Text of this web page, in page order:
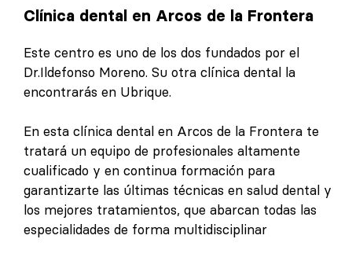
Clínica dental en Arcos de la Frontera
Este centro es uno de los dos fundados por el
Dr.Ildefonso Moreno. Su otra clínica dental la
encontrarás en Ubrique.
En esta clínica dental en Arcos de la Frontera te
tratará un equipo de profesionales altamente
cualificado y en continua formación para
garantizarte las últimas técnicas en salud dental y
los mejores tratamientos, que abarcan todas las
especialidades de forma multidisciplinar